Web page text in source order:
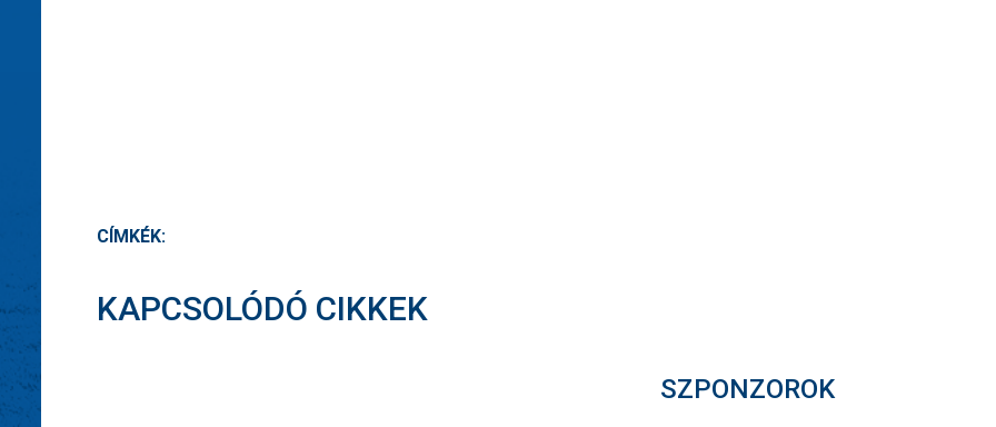
CÍMKÉK:
KAPCSOLÓDÓ CIKKEK
SZPONZOROK